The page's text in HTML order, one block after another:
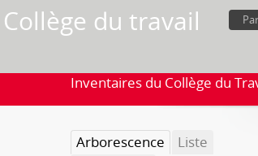
Collège du travail
Inventaires du Collège du
Arborescence
Liste